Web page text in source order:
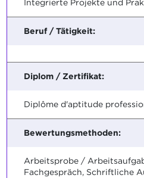
Integrierte Projekte und
Beruf / Tätigkeit:
Diplom / Zertifikat:
Diplôme d'aptitude
Bewertungsmethoden:
Arbeitsprobe /
Fachgespräch, Schriftliche